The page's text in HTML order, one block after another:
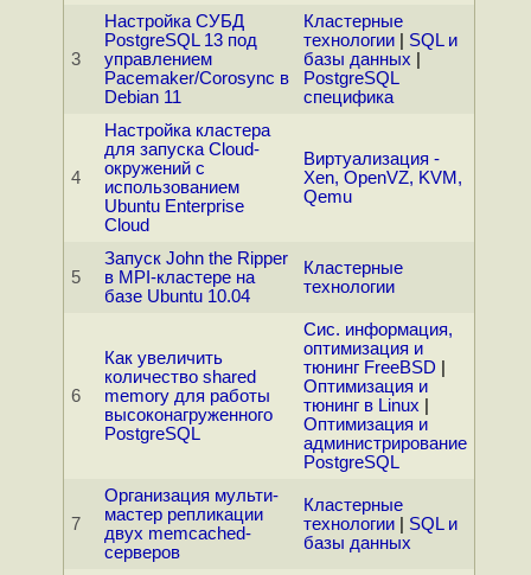
3
Настройка СУБД
PostgreSQL 13 под
управлением
Pacemaker/Corosync в
Debian 11
Кластерные
технологии| SQL и
базы данных
PostgreSQL
специфика
4
Настройка кластера
для запуска Cloud-
окружений с
использованием
Ubuntu Enterprise
Cloud
Виртуализация -
Xen, OpenVZ, KVM,
Qemu
5
Запуск John the Ripper
в MPI-кластере на
базе Ubuntu 10.04
Кластерные
технологии
6
Как увеличить
количество shared
memory для работы
высоконагруженного
PostgreSQL
Сис. информация,
оптимизация и
тюнинг FreeBSD
Оптимизация и
тюнинг в Linux
Оптимизация и
администрирование
PostgreSQL
7
Организация мульти-
мастер репликации
двух memcached-
серверов
Кластерные
технологии| SQL и
базы данных